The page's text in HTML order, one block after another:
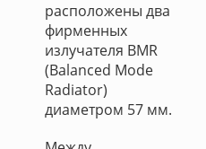
расположены два
фирменных
излучателя BMR
(Balanced Mode
Radiator)
диаметром 57 мм.